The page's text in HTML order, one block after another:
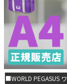
■WORLD PEGASUS